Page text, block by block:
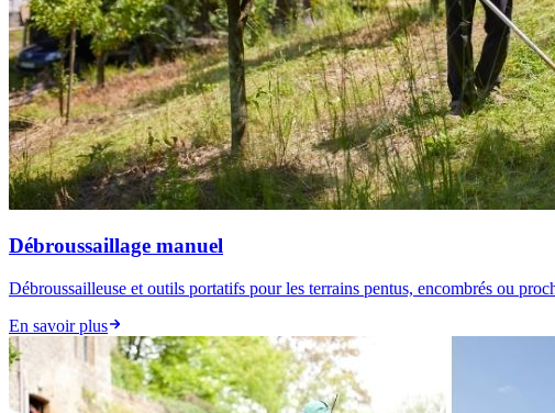
Débroussaillage manuel
Débroussailleuse et outils portatifs pour les terrains pentus, encombrés ou
En savoir plus